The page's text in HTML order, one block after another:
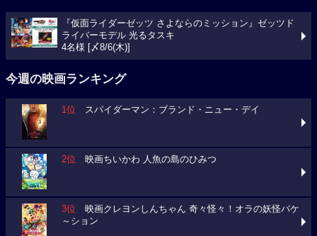
『仮面ライダーゼッツ さよならのミッション』ゼッツド
ライバーモデル 光るタスキ
4名様 [〆8/6(木)]
今週の映画ランキング
1位 スパイダーマン：ブランド・ニュー・デイ
2位 映画ちいかわ 人魚の島のひみつ
3位 映画クレヨンしんちゃん 奇々怪々！オラの妖怪バケ
～ション